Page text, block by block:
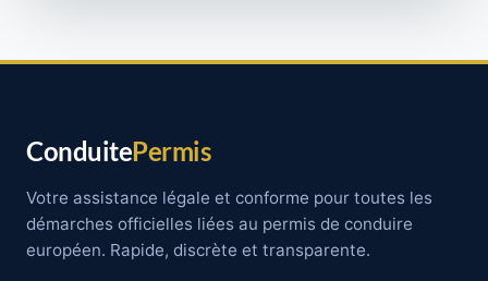
ConduitePermis
Votre assistance légale et conforme pour toutes les
démarches officielles liées au permis de conduire
européen. Rapide, discrète et transparente.